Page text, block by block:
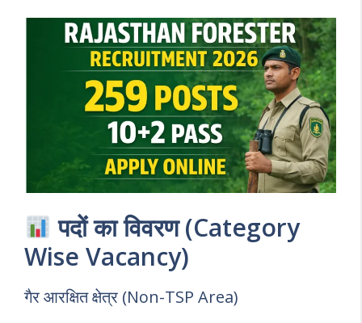
पदों का विवरण (Category
Wise Vacancy)
गैर आरक्षित क्षेत्र (Non-TSP Area)